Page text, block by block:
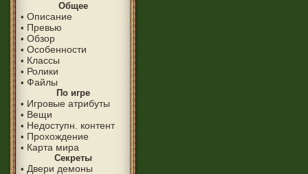
Общее
• Описание
• Превью
• Обзор
• Особенности
• Классы
• Ролики
• Файлы
По игре
• Игровые атрибуты
• Вещи
• Недоступн. контент
• Прохождение
• Карта мира
Секреты
• Двери демоны